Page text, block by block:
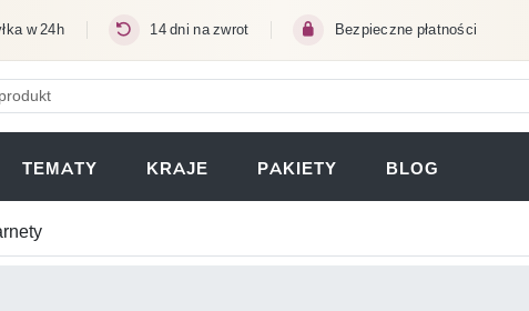
w 24h 14 dni na zwrot Bezpieczne płatności
SIĘ W NOWEJ KARCIE)
TEMATY KRAJE PAKIETY BLOG